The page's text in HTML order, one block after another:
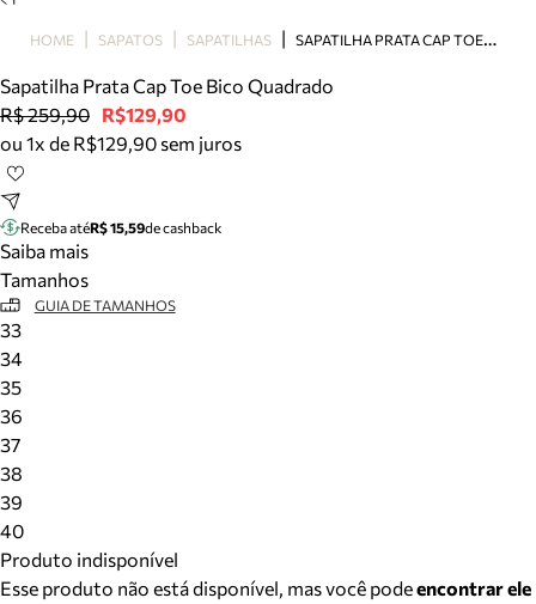
Bolsa
Tamanco
Tênis
Mule
Tire dúvidas sobre pedidos, devoluções e mais.
Meus pedidos
Acompanhe seus pedidos e solicite devoluções.
HOME SAPATOS SAPATILHAS S
APATILHA PRATA CAP TOE BICO QUADRADO
Sapatilha Prata Cap Toe Bico Quadrado
R$ 259,90 R$129,90
ou 1x de R$129,90 sem juros
Receba atéR$ 15,59de cashback
Saiba mais
Tamanhos
GUIA DE TAMANHOS
33
34
35
36
37
38
39
40
Produto indisponível
Esse produto não está disponível, mas você podeencontrar ele